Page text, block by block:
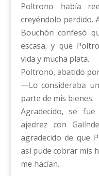
Poltrono había
creyéndolo perdido.
Bouchón confesó
escasa, y que
vida y mucha plata.
Poltrono, abatido
—Lo consideraba
parte de mis bienes.
Agradecido, se
ajedrez con
agradecido de que
así pude cobrar mis
me hacían.